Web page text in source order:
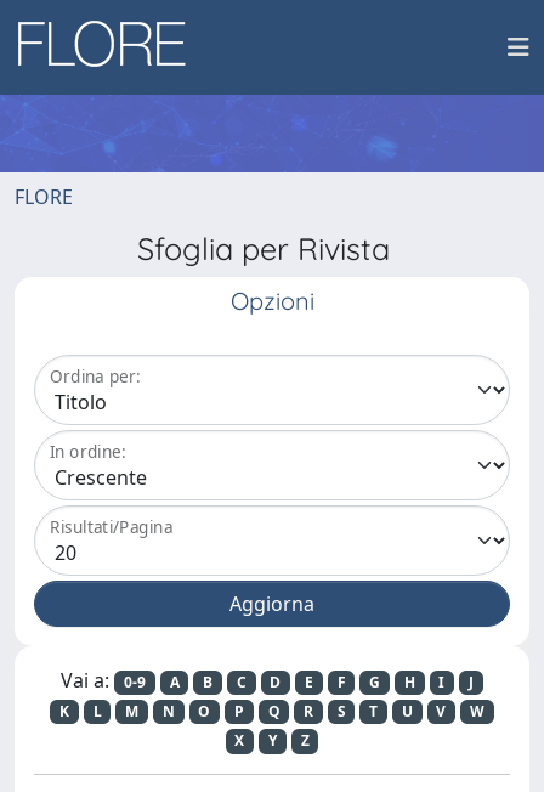
FLORE
Sfoglia per Rivista
Opzioni
Ordina per:
In ordine:
Risultati/Pagina
Vai a: 0-9 A B C D E F G H I
J
K
L M N O P Q R S T U V
W
X
Y Z